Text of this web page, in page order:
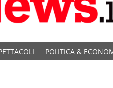
POLITICA &